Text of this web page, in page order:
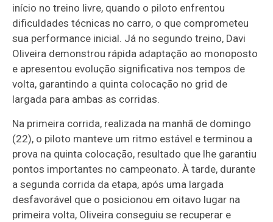
início no treino livre, quando o piloto enfrentou
dificuldades técnicas no carro, o que comprometeu
sua performance inicial. Já no segundo treino, Davi
Oliveira demonstrou rápida adaptação ao monoposto
e apresentou evolução significativa nos tempos de
volta, garantindo a quinta colocação no grid de
largada para ambas as corridas.
Na primeira corrida, realizada na manhã de domingo
(22), o piloto manteve um ritmo estável e terminou a
prova na quinta colocação, resultado que lhe garantiu
pontos importantes no campeonato. À tarde, durante
a segunda corrida da etapa, após uma largada
desfavorável que o posicionou em oitavo lugar na
primeira volta, Oliveira conseguiu se recuperar e